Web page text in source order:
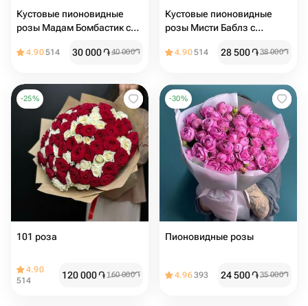
Кустовые пионовидные
розы Мадам Бомбастик с
4.90514 30 000֏40 000֏
Кустовые пионовидные
розы Мисти Баблз с
4.90514 28 500֏38 000֏
-25%
101 роза
4.90
514
120 000֏ 160 000֏
-30%
Пионовидные розы
4.96393 24 500֏35 000֏